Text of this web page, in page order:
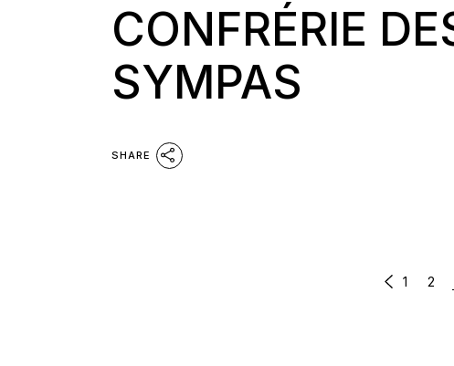
CONFRÉRIE
SYMPAS
SHARE
1 2